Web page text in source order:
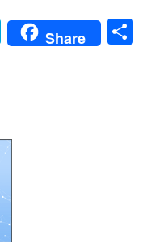
H
n
a
Share